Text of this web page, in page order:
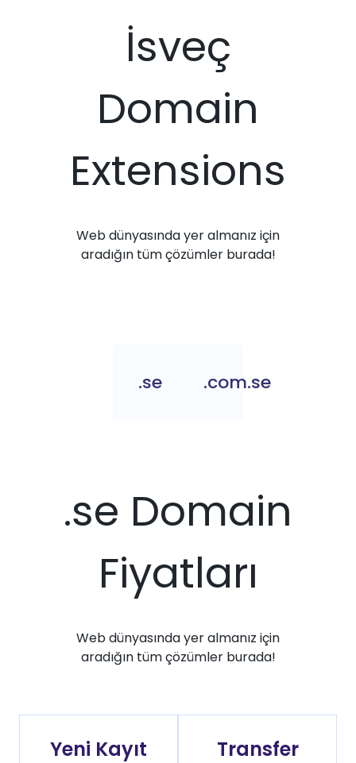
İsveç
Domain
Extensions
Web dünyasında yer almanız için
aradığın tüm çözümler burada!
.se .com.se
.se Domain
Fiyatları
Web dünyasında yer almanız için
aradığın tüm çözümler burada!
Yeni Kayıt Transfer